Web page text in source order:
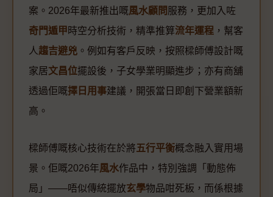
案。2026年最新推出嘅風水顧問服務，更加入咗
奇門遁甲時空分析技術，精準推算流年運程 ，幫客
人 趨吉避兇 。例如有客戶反映，按照樑師傅設計嘅
家居文昌位擺設後，子女學業明顯進步；亦有商舖
透過佢嘅擇日用事建議，開張當日即創下營業額新
高。
樑師傅嘅核心技術在於將五行平衡概念融入實用場
景。佢嘅2026年風水作品中，特別強調「動態佈
局」——唔似傳統擺放玄學物品咁死板，而係根據